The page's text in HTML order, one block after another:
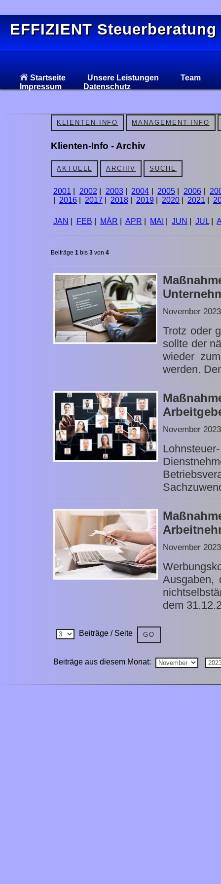
EFFIZIENT Steuerberatung
Startseite Unsere Leistungen
Team
Impressum
Datenschutz
KLIENTEN-INFO MANAGEMENT-INFO
Klienten-Info - Archiv
AKTUELL ARCHIV SUCHE
2001 2002 2003|2004 |2005 2006|
2016 2017 2018 2019 2020 2021
JAN FEB MÄR APR MAI JUN JUL|
Beiträge 1 bis 3 von 4
November 2023
Trotz oder
sollte der
wieder
werden.
November 2023
November 2023
Ausgaben,
dem
Beiträge / Seite
Beiträge aus diesem Monat: